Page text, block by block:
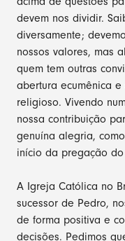
devem nos dividir.
diversamente;
nossos valores, mas
quem tem outras
abertura ecumênica
religioso. Vivendo
nossa contribuição
genuína alegria,
início da pregação do
A Igreja Católica no
sucessor de Pedro,
de forma positiva e
decisões. Pedimos